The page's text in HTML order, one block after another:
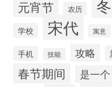
元宵节 农历
学校 宋代 寓意
手机 技能 攻略
春节期间 是一个